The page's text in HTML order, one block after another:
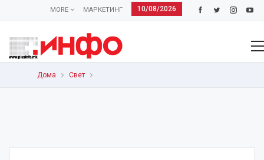
10/08/2026
МАРКЕТИНГ
MORE
Дома Свет